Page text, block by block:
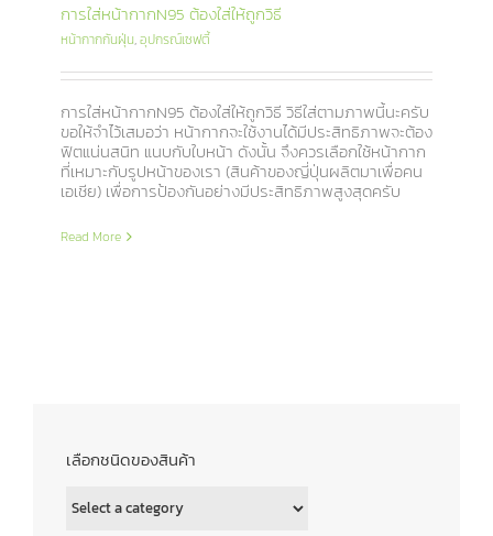
การใส่หน้ากากN95 ต้องใส่ให้ถูกวิธี
หน้ากากกันฝุ่น,อุปกรณ์เซฟตี้
การใส่หน้ากากN95 ต้องใส่ให้ถูกวิธี วิธีใส่ตามภาพนี้นะครับ
ขอให้จำไว้เสมอว่า หน้ากากจะใช้งานได้มีประสิทธิภาพจะต้อง
ฟิตแน่นสนิท แนบกับใบหน้า ดังนั้น จึงควรเลือกใช้หน้ากาก
ที่เหมาะกับรูปหน้าของเรา (สินค้าของญี่ปุ่นผลิตมาเพื่อคน
เอเชีย) เพื่อการป้องกันอย่างมีประสิทธิภาพสูงสุดครับ
Read More
เลือกชนิดของสินค้า